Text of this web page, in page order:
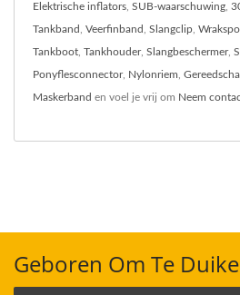
Elektrische inflators SUB-waarschuwing
Tankband Veerfinband Slangclip
Tankboot Tankhouder, Slangbeschermer,
Ponyflesconnector, Nylonriem
Maskerband en voel je vrij om Neem
Geboren Om Te